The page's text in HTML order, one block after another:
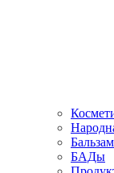
БАДы